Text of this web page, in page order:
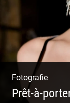
Fotografie
Prêt-à-